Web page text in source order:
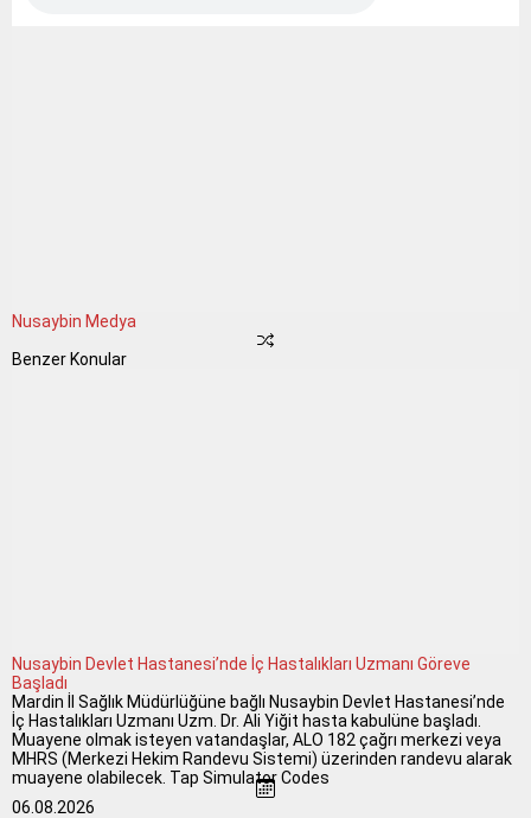
Nusaybin Medya
Benzer Konular
Nusaybin Devlet Hastanesi’nde İç Hastalıkları Uzmanı Göreve
Başladı
Mardin İl Sağlık Müdürlüğüne bağlı Nusaybin Devlet Hastanesi’nde
İç Hastalıkları Uzmanı Uzm. Dr. Ali Yiğit hasta kabulüne başladı.
Muayene olmak isteyen vatandaşlar, ALO 182 çağrı merkezi veya
MHRS (Merkezi Hekim Randevu Sistemi) üzerinden randevu alarak
muayene olabilecek. Tap Simulator Codes
06.08.2026